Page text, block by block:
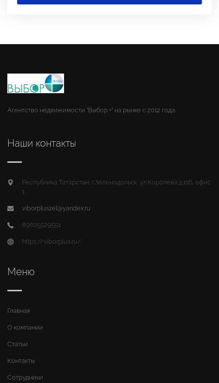
Агентство недвижимости "Выбор +" на рынке с 2012 года.
Наши контакты
Республика Татарстан, г.Зеленодольск, ул.Королева д.11Б, офис
1
viborpluszel@yandex.ru
89625529551
https://viborplus.ru/
Меню
Главная
О компании
Статьи
Контакты
Сотрудники